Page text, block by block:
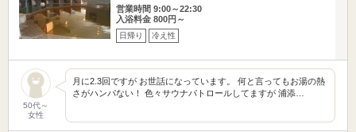
営業時間 9:00～22:30
入浴料金 800円～
日帰り 冷え性
50代～
女性
月に2.3回ですが お世話になっています。 何と言ってもお湯の熱
さがハンパない！ 色々サウナパトロールしてますが 浦添…